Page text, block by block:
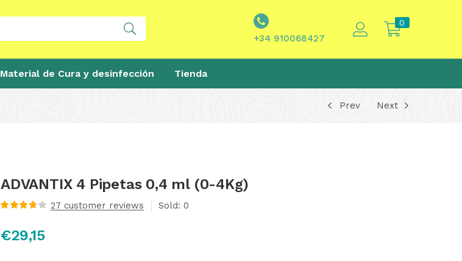
+34 910068427
0
Material de Cura y desinfección Tienda
Prev Next
ADVANTIX 4 Pipetas 0,4 ml (0-4Kg)
de 5 en
base a
27 customer reviews Sold: 0
€29,15